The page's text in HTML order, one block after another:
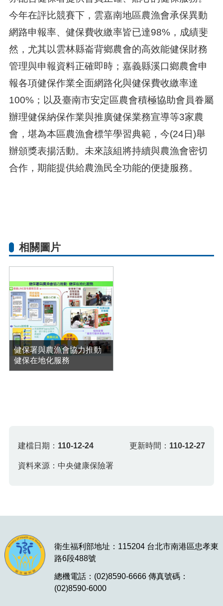
今年在評比競賽下，雲嘉南地區農漁會承保異動
網路申報率、健保費收繳率皆已達98%，成績斐
然，尤其以雲林縣崙背鄉農會的高效能健保財務
管理與申報資料正確即時；嘉義縣溪口鄉農會申
報各項健保作業全面網路化與健保費收繳率達
100%；以及臺南市安定區農會積極協助會員眷屬
辦理健保納保作業與推廣健保業務宣導等3家農
會，堪為本區農漁會標竿學習典範，今(24日)舉
辦頒獎表揚活動。未來該組將持續與農漁會密切
合作，期能提供給農漁民全功能的便捷服務。
相關圖片
健保署與農漁會協力推動
健保在地化服務
建檔日期： 110-12-24 更新時間： 110-12-27
資料來源：中央健康保險署
衛生福利部地址：115204 台北市南港區忠孝東
路6段488號
總機電話：(02)8590-6666 傳真號碼：
(02)8590-6000